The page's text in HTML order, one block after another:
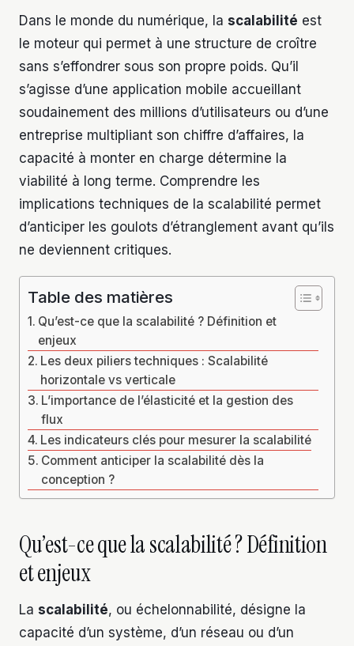
Dans le monde du numérique, la scalabilité est
le moteur qui permet à une structure de croître
sans s’effondrer sous son propre poids. Qu’il
s’agisse d’une application mobile accueillant
soudainement des millions d’utilisateurs ou d’une
entreprise multipliant son chiffre d’affaires, la
capacité à monter en charge détermine la
viabilité à long terme. Comprendre les
implications techniques de la scalabilité permet
d’anticiper les goulots d’étranglement avant qu’ils
ne deviennent critiques.
Table des matières
Qu’est-ce que la scalabilité ? Définition et
enjeux
Les deux piliers techniques : Scalabilité
horizontale vs verticale
L’importance de l’élasticité et la gestion des
flux
Les indicateurs clés pour mesurer la scalabilité
Comment anticiper la scalabilité dès la
conception ?
Qu’est-ce que la scalabilité ? Définition
et enjeux
La scalabilité, ou échelonnabilité, désigne la
capacité d’un système, d’un réseau ou d’un